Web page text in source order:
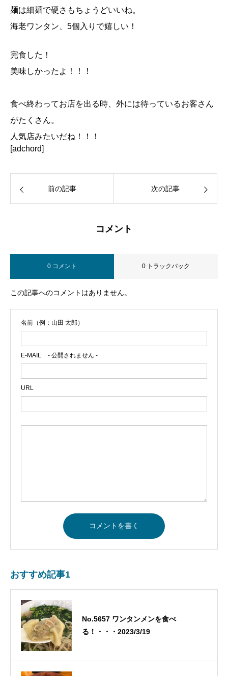
麺は細麺で硬さもちょうどいいね。
海老ワンタン、5個入りで嬉しい！
完食した！
美味しかったよ！！！
食べ終わってお店を出る時、外には待っているお客さん
がたくさん。
人気店みたいだね！！！
[adchord]
前の記事 次の記事
コメント
0 コメント 0 トラックバック
この記事へのコメントはありません。
名前（例：山田 太郎）
E-MAIL - 公開されません -
URL
おすすめ記事1
No.5657 ワンタンメンを食べ
る！・・・2023/3/19